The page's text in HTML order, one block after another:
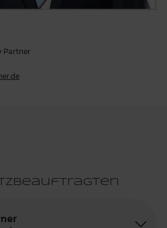
Partner